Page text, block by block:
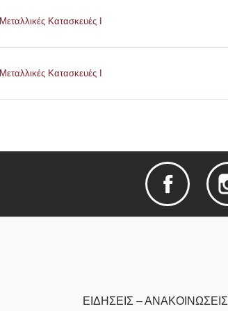
Μεταλλικές Κατασκευές Ι
Μεταλλικές Κατασκευές Ι
ΕΙΔΗΣΕΙΣ – ΑΝΑΚΟΙΝΩΣΕΙΣ